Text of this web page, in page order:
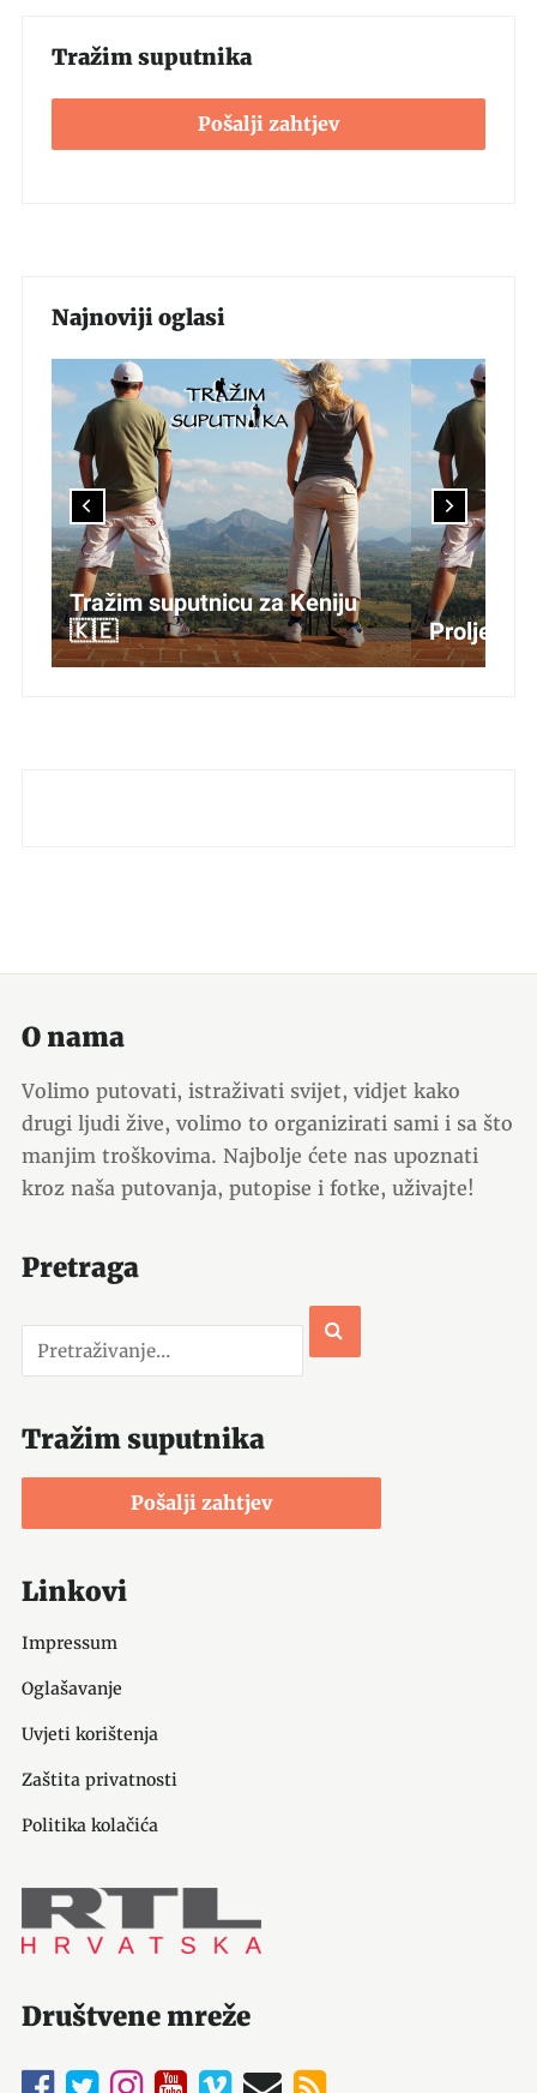
Tražim suputnika
Pošalji zahtjev
Najnoviji oglasi
za Keniju
Proljeće u Japanu
O nama
Volimo putovati, istraživati svijet, vidjet kako
drugi ljudi žive, volimo to organizirati sami i sa što
manjim troškovima. Najbolje ćete nas upoznati
kroz naša putovanja, putopise i fotke, uživajte!
Pretraga
Tražim suputnika
Pošalji zahtjev
Linkovi
Impressum
Oglašavanje
Uvjeti korištenja
Zaštita privatnosti
Politika kolačića
Društvene mreže